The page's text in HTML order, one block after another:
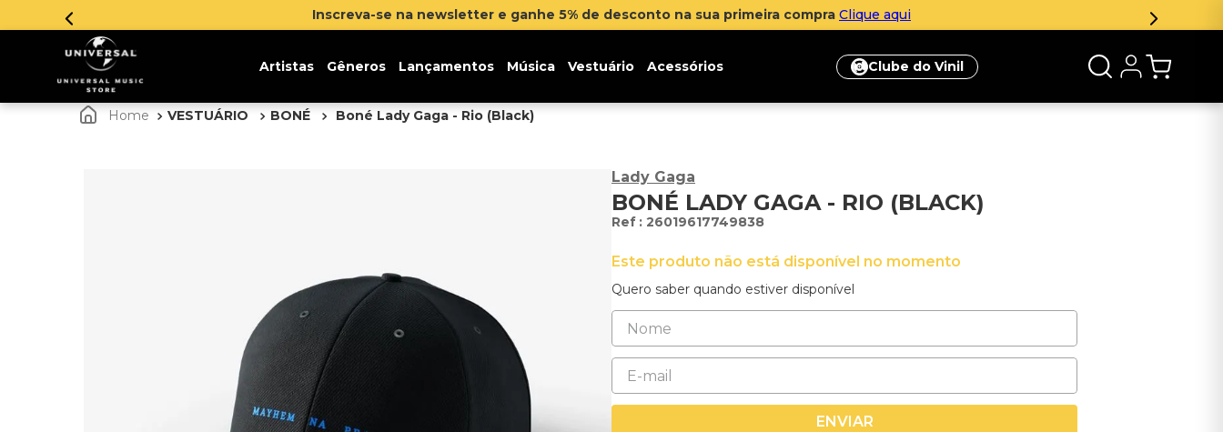
Inscreva-se na newsletter e ganhe 5% de desconto na sua primeira compra Clique aqui
Artistas Gêneros Lançamentos Música Vestuário Acessórios Clube do Vinil
VESTUÁRIO BONÉ Boné Lady Gaga - Rio (Black)
Lady Gaga
BONÉ LADY GAGA - RIO (BLACK)
: 26019617749838
Este produto não está disponível no momento
Quero saber quando estiver disponível
ENVIAR